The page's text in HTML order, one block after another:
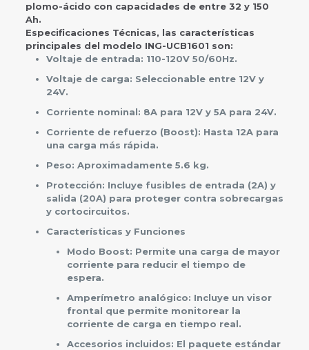
plomo-ácido con capacidades de entre 32 y 150
Ah.
Especificaciones Técnicas, las características
principales del modelo ING-UCB1601 son:
Voltaje de entrada: 110-120V 50/60Hz.
Voltaje de carga: Seleccionable entre 12V y
24V.
Corriente nominal: 8A para 12V y 5A para 24V.
Corriente de refuerzo (Boost): Hasta 12A para
una carga más rápida.
Peso: Aproximadamente 5.6 kg.
Protección: Incluye fusibles de entrada (2A) y
salida (20A) para proteger contra sobrecargas
y cortocircuitos.
Características y Funciones
Modo Boost: Permite una carga de mayor
corriente para reducir el tiempo de
espera.
Amperímetro analógico: Incluye un visor
frontal que permite monitorear la
corriente de carga en tiempo real.
Accesorios incluidos: El paquete estándar